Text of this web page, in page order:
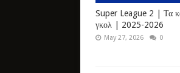
Super League 2 | Τα
γκολ | 2025-2026
May 27, 2026 0